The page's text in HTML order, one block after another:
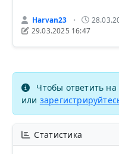
Harvan23 •
29.03.2025 16:47
Чтобы ответить
или
Статистика